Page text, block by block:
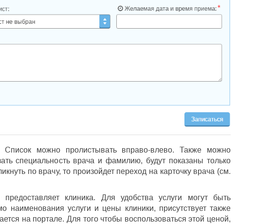
Список можно пролистывать вправо-влево. Также можно
специальность врача и фамилию, будут показаны только
по врачу, то произойдет переход на карточку врача (см.
клиника. Для удобства услуги могут быть
наименования услуги и цены клиники, присутствует также
на портале. Для того чтобы воспользоваться этой ценой,